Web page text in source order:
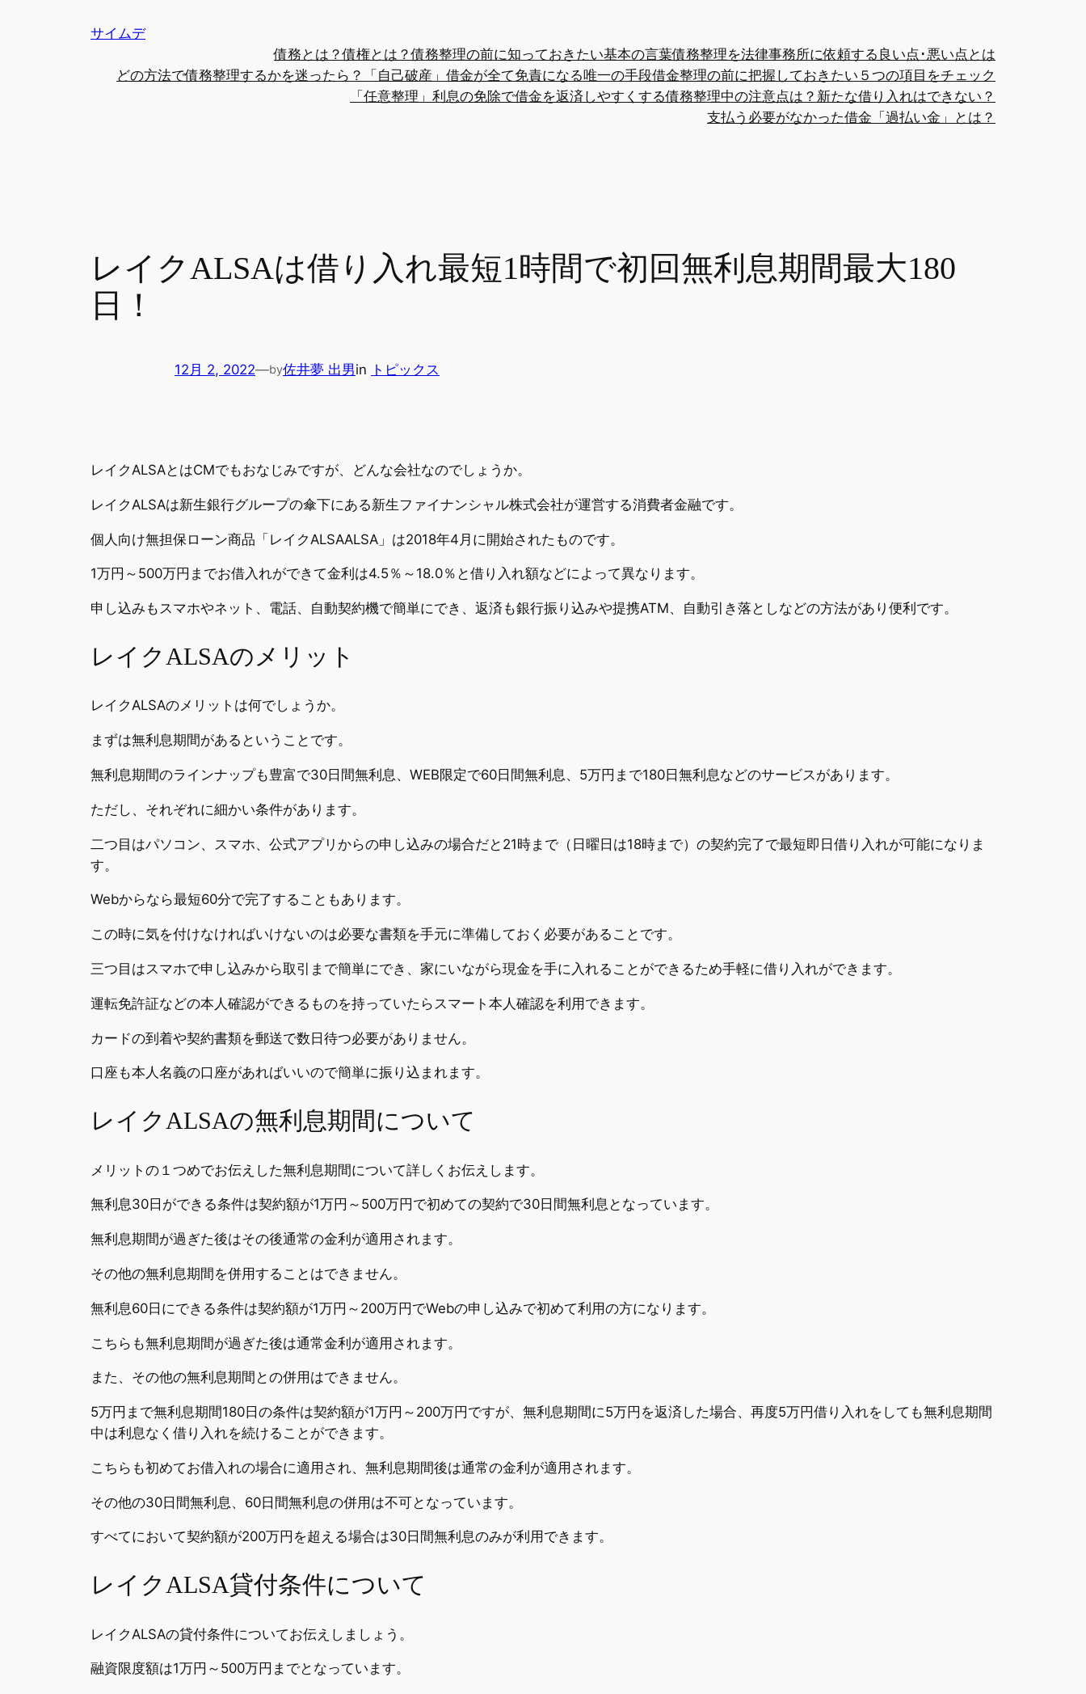
サイムデ
債務とは？債権とは？債務整理の前に知っておきたい基本の言葉債務整理を法律事務所に依頼する良い点･悪い点とは
どの方法で債務整理するかを迷ったら？
「自己破産」借金が全て免責になる唯一の手段借金整理の前に把握しておきたい５つの項目をチェック
「任意整理」利息の免除で借金を返済しやすくする債務整理中の注意点は？新たな借り入れはできない？
支払う必要がなかった借金「過払い金」とは？
レイクALSAは借り入れ最短1時間で初回無利息期間最大180
日！
12月 2, 2022—by佐井夢 出男in トピックス
レイクALSAとはCMでもおなじみですが、どんな会社なのでしょうか。
レイクALSAは新生銀行グループの傘下にある新生ファイナンシャル株式会社が運営する消費者金融です。
個人向け無担保ローン商品「レイクALSAALSA」は2018年4月に開始されたものです。
1万円～500万円までお借入れができて金利は4.5％～18.0％と借り入れ額などによって異なります。
申し込みもスマホやネット、電話、自動契約機で簡単にでき、返済も銀行振り込みや提携ATM、自動引き落としなどの方法があり便利です。
レイクALSAのメリット
レイクALSAのメリットは何でしょうか。
まずは無利息期間があるということです。
無利息期間のラインナップも豊富で30日間無利息、WEB限定で60日間無利息、5万円まで180日無利息などのサービスがあります。
ただし、それぞれに細かい条件があります。
二つ目はパソコン、スマホ、公式アプリからの申し込みの場合だと21時まで（日曜日は18時まで）の契約完了で最短即日借り入れが可能になりま
す。
Webからなら最短60分で完了することもあります。
この時に気を付けなければいけないのは必要な書類を手元に準備しておく必要があることです。
三つ目はスマホで申し込みから取引まで簡単にでき、家にいながら現金を手に入れることができるため手軽に借り入れができます。
運転免許証などの本人確認ができるものを持っていたらスマート本人確認を利用できます。
カードの到着や契約書類を郵送で数日待つ必要がありません。
口座も本人名義の口座があればいいので簡単に振り込まれます。
レイクALSAの無利息期間について
メリットの１つめでお伝えした無利息期間について詳しくお伝えします。
無利息30日ができる条件は契約額が1万円～500万円で初めての契約で30日間無利息となっています。
無利息期間が過ぎた後はその後通常の金利が適用されます。
その他の無利息期間を併用することはできません。
無利息60日にできる条件は契約額が1万円～200万円でWebの申し込みで初めて利用の方になります。
こちらも無利息期間が過ぎた後は通常金利が適用されます。
また、その他の無利息期間との併用はできません。
5万円まで無利息期間180日の条件は契約額が1万円～200万円ですが、無利息期間に5万円を返済した場合、再度5万円借り入れをしても無利息期間
中は利息なく借り入れを続けることができます。
こちらも初めてお借入れの場合に適用され、無利息期間後は通常の金利が適用されます。
その他の30日間無利息、60日間無利息の併用は不可となっています。
すべてにおいて契約額が200万円を超える場合は30日間無利息のみが利用できます。
レイクALSA貸付条件について
レイクALSAの貸付条件についてお伝えしましょう。
融資限度額は1万円～500万円までとなっています。